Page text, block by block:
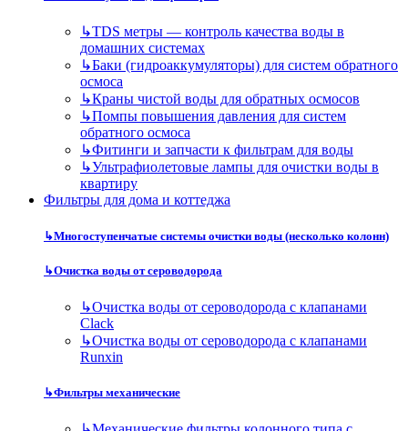
↳TDS метры — контроль качества воды в
домашних системах
↳Баки (гидроаккумуляторы) для систем обратного
осмоса
↳Краны чистой воды для обратных осмосов
↳Помпы повышения давления для систем
обратного осмоса
↳Фитинги и запчасти к фильтрам для воды
↳Ультрафиолетовые лампы для очистки воды в
квартиру
Фильтры для дома и коттеджа
↳Многоступенчатые системы очистки воды (несколько колонн)
↳Очистка воды от сероводорода
↳Очистка воды от сероводорода с клапанами
Clack
↳Очистка воды от сероводорода с клапанами
Runxin
↳Фильтры механические